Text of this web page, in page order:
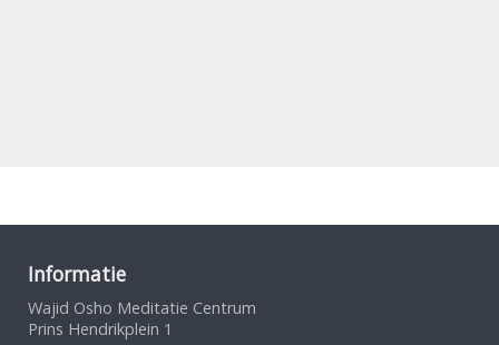
Informatie
Wajid Osho Meditatie Centrum
Prins Hendrikplein 1